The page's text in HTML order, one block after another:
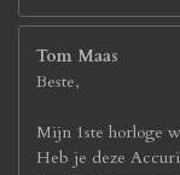
Tom Maas
Beste,
Mijn 1ste horloge
Heb je deze